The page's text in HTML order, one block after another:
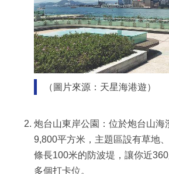
（圖片來源：天星海港遊）
炮台山東岸公園：位於炮台山海
9,800平方米，主題區設有草地
條長100米的防波堤，讓你近
多個打卡位。